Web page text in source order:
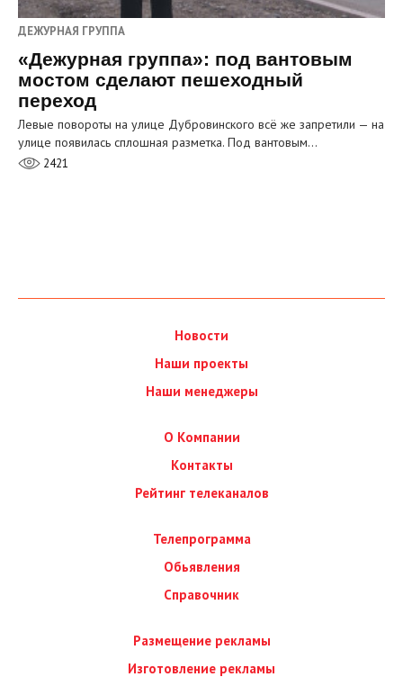
ДЕЖУРНАЯ ГРУППА
«Дежурная группа»: под вантовым
мостом сделают пешеходный
переход
Левые повороты на улице Дубровинского всё же запретили — на
улице появилась сплошная разметка. Под вантовым…
2421
Новости
Наши проекты
Наши менеджеры
О Компании
Контакты
Рейтинг телеканалов
Телепрограмма
Обьявления
Справочник
Размещение рекламы
Изготовление рекламы